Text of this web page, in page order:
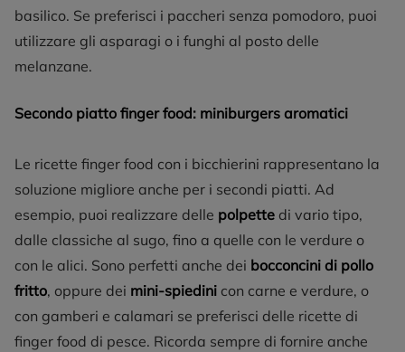
basilico. Se preferisci i paccheri senza pomodoro, puoi
utilizzare gli asparagi o i funghi al posto delle
melanzane.
Secondo piatto finger food: miniburgers aromatici
Le ricette finger food con i bicchierini rappresentano la
soluzione migliore anche per i secondi piatti. Ad
esempio, puoi realizzare delle polpette di vario tipo,
dalle classiche al sugo, fino a quelle con le verdure o
con le alici. Sono perfetti anche dei bocconcini di pollo
fritto, oppure dei mini-spiedini con carne e verdure, o
con gamberi e calamari se preferisci delle ricette di
finger food di pesce. Ricorda sempre di fornire anche